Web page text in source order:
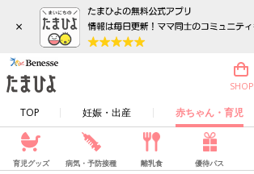
×
TOP 妊娠・出産 赤ちゃん・育児
SHOP
育児グッズ 病気・予防接種 離乳食 優待パス